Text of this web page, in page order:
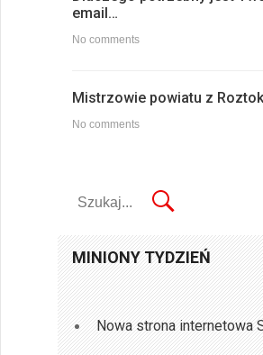
email…
No comments
Mistrzowie powiatu z
No comments
MINIONY TYDZIEŃ
Nowa strona internetowa